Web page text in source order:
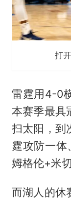
打
雷霆用4-0
本赛季最具
扫太阳，到
霆攻防一
姆格伦+米
而湖人的休